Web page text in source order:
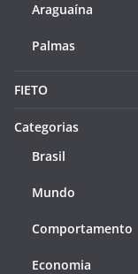
Araguaína
Palmas
FIETO
Categorias
Brasil
Mundo
Comportamento
Economia